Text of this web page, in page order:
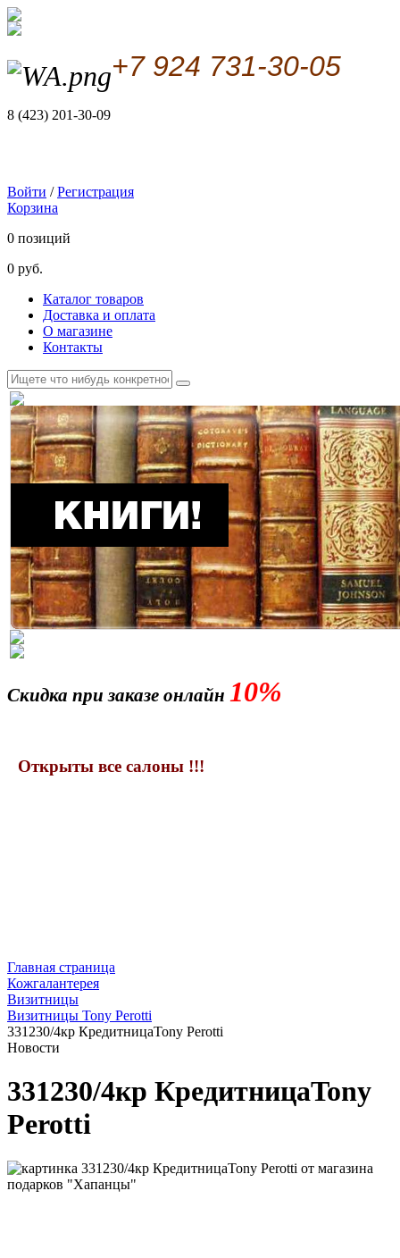
+7 924 731-30-05
8 (423) 201-30-09
Войти /Регистрация
Корзина
0 позиций
0 руб.
Каталог товаров
Доставка и оплата
О магазине
Контакты
Скидка при заказе онлайн 10%
Открыты все салоны !!!
Главная страница
Кожгалантерея
Визитницы
Визитницы Tony Perotti
331230/4кр КредитницаTony Perotti
Новости
331230/4кр КредитницаTony
Perotti